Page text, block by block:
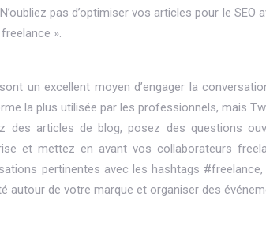
pas d’optimiser vos articles pour le
».
un excellent moyen d’engager la
la plus utilisée par les professionnels, mais
des articles de blog, posez des questions
et mettez en avant vos collaborateurs
pertinentes avec les hashtags
autour de votre marque et organiser des